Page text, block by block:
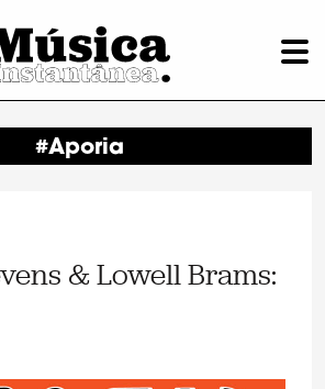
#Aporia
& Lowell Brams: